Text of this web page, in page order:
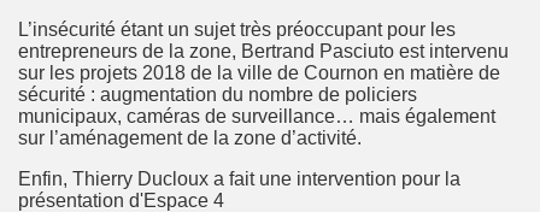
L’insécurité étant un sujet très préoccupant pour les
entrepreneurs de la zone, Bertrand Pasciuto est intervenu
sur les projets 2018 de la ville de Cournon en matière de
sécurité : augmentation du nombre de policiers
municipaux, caméras de surveillance… mais également
sur l’aménagement de la zone d’activité.
Enfin, Thierry Ducloux a fait une intervention pour la
présentation d'Espace 4